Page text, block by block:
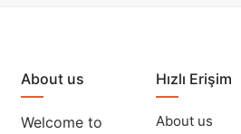
About us
Welcome to
Hızlı Erişim
About us